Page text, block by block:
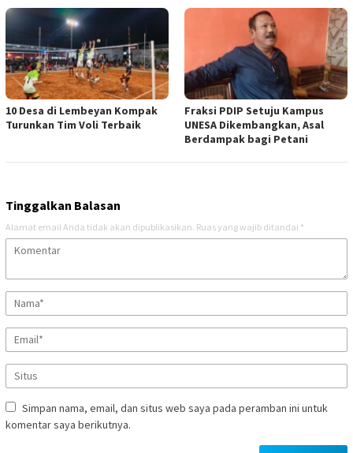
10 Desa di Lembeyan Kompak
Turunkan Tim Voli Terbaik
Fraksi PDIP Setuju Kampus
UNESA Dikembangkan, Asal
Berdampak bagi Petani
Tinggalkan Balasan
Alamat email Anda tidak akan dipublikasikan. Ruas yang wajib ditandai *
Simpan nama, email, dan situs web saya pada peramban ini untuk
komentar saya berikutnya.